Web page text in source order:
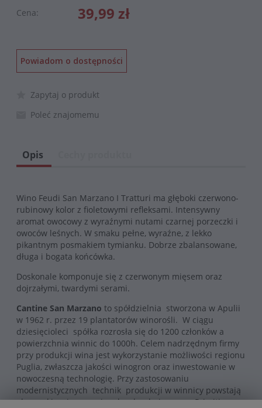
Cena: 39,99 zł
Powiadom o dostępności
Zapytaj o produkt
Poleć znajomemu
Opis
Wino Feudi San Marzano I Tratturi ma głęboki czerwono-
rubinowy kolor z fioletowymi refleksami. Intensywny
aromat owocowy z wyraźnymi nutami czarnej porzeczki i
owoców leśnych. W smaku pełne, wyraźne, z lekko
pikantnym posmakiem tymianku. Dobrze zbalansowane,
długa i bogata końcówka.
Doskonale komponuje się z czerwonym mięsem oraz
dojrzałymi, twardymi serami.
Cantine San Marzano to spółdzielnia stworzona w Apulii
w 1962 r. przez 19 plantatorów winorośli. W ciągu
dziesięcioleci spółka rozrosła się do 1200 członków a
powierzchnia winnic do 1000h. Celem nadrzędnym firmy
przy produkcji wina jest wykorzystanie możliwości regionu
Puglia, zwłaszcza jakości winogron oraz inwestowanie w
nowoczesną technologię. Przy zastosowaniu
modernistycznych technik produkcji w winnicy powstają
eleganckie wina z regionalnych odmian np. z Primitivo czy